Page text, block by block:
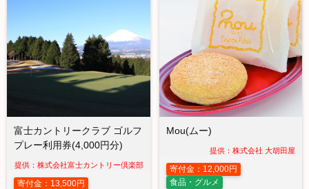
富士カントリークラブ ゴルフ
プレー利用券(4,000円分)
提供：株式会社富士カントリー倶楽部
寄付金：13,500円
Mou(ムー)
提供：株式会社 大胡田屋
寄付金：12,000円
食品・グルメ